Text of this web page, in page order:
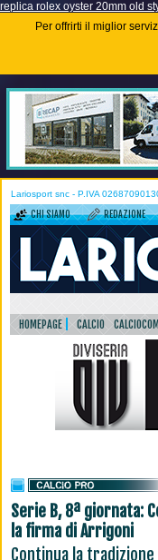
replica rolex oyster 20mm old
Per offrirti il miglior
Lariosport snc - P.IVA
CHI SIAMO REDAZIONE
HOMEPAGE CALCIO
Serie B, 8ª giornata:
la firma di Arrigoni
Continua la